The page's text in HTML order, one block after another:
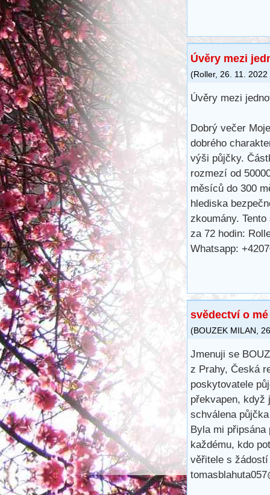
Úvěry mezi
(Roller, 26. 11. 2022
Úvěry mezi
Dobrý večer
dobrého
výši půjčky.
rozmezí od
měsíců do 300
hlediska
zkoumány.
za 72 hodin:
Whatsapp:
svědectví o
(BOUZEK MILAN
Jmenuji se
z Prahy, Česká
poskytovatele
překvapen, když
schválena
Byla mi
každému, kdo
věřitele s